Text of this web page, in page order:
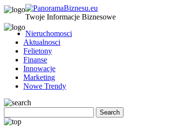
Twoje Informacje Biznesowe
Nieruchomosci
Aktualnosci
Felietony
Finanse
Innowacje
Marketing
Nowe Trendy